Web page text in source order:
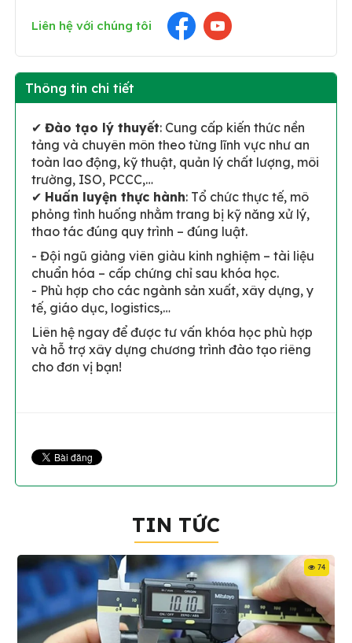
Liên hệ với chúng tôi
Thông tin chi tiết
✔ Đào tạo lý thuyết: Cung cấp kiến thức nền
tảng và chuyên môn theo từng lĩnh vực như an
toàn lao động, kỹ thuật, quản lý chất lượng, môi
trường, ISO, PCCC,…
✔ Huấn luyện thực hành: Tổ chức thực tế, mô
phỏng tình huống nhằm trang bị kỹ năng xử lý,
thao tác đúng quy trình – đúng luật.
- Đội ngũ giảng viên giàu kinh nghiệm – tài liệu
chuẩn hóa – cấp chứng chỉ sau khóa học.
- Phù hợp cho các ngành sản xuất, xây dựng, y
tế, giáo dục, logistics,…
Liên hệ ngay để được tư vấn khóa học phù hợp
và hỗ trợ xây dựng chương trình đào tạo riêng
cho đơn vị bạn!
TIN TỨC
74